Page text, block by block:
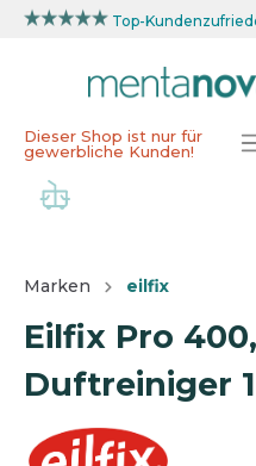
Top-
Dieser Shop ist nur für
gewerbliche Kunden!
Marken eilfix
Eilfix Pro
Duftreiniger